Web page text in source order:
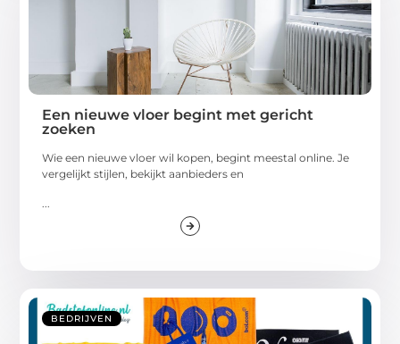
Een nieuwe vloer begint met gericht
zoeken
Wie een nieuwe vloer wil kopen, begint meestal online. Je
vergelijkt stijlen, bekijkt aanbieders en
BEDRIJVEN